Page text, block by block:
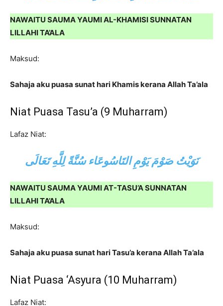
NAWAITU SAUMA YAUMI AL-KHAMISI SUNNATAN
LILLAHI TA’ALA
Maksud:
Sahaja aku puasa sunat hari Khamis kerana Allah Ta’ala
Niat Puasa Tasu’a (9 Muharram)
Lafaz Niat:
نَوَيْتُ صَوْمَ يَوْمِ التَاسُوعَاء سُنَّةً لِلَّهِ تَعَالَى
NAWAITU SAUMA YAUMI AT-TASU’A SUNNATAN
LILLAHI TA’ALA
Maksud:
Sahaja aku puasa sunat hari Tasu’a kerana Allah Ta’ala
Niat Puasa ‘Asyura (10 Muharram)
Lafaz Niat: